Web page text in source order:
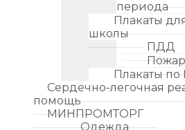
периода
Плакаты
школы
ПДД
Плакаты по
Сердечно-легочная
помощь
МИНПРОМТОРГ
Одежда